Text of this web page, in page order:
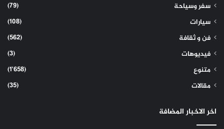
سفر وسياحة
(79)
سيارات
(108)
فن و ثقافة
(562)
فيديوهات
(3)
متنوع
(1٬658)
مقالات
(35)
اخر الاخبار المضافة